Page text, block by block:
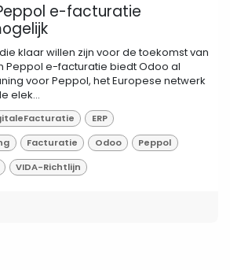
e-facturatie
klaar willen zijn voor de toekomst van
Peppol e-facturatie biedt Odoo al
voor Peppol, het Europese netwerk
elek...
ERP
Facturatie Odoo
Peppol
VIDA-Richtlijn